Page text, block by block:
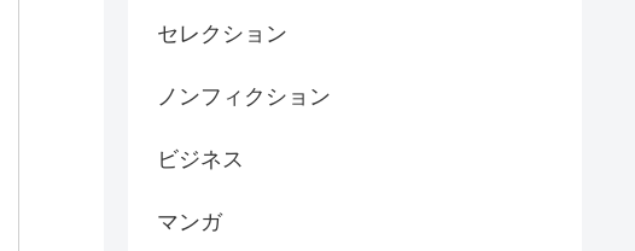
セレクション
ノンフィクション
ビジネス
マンガ